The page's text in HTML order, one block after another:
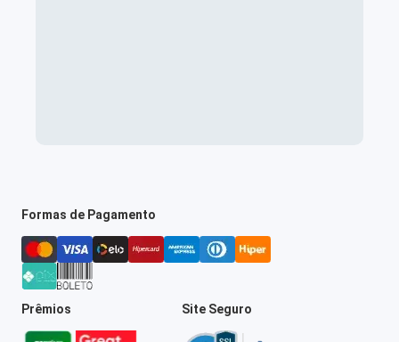
Formas de Pagamento
Prêmios Site Seguro